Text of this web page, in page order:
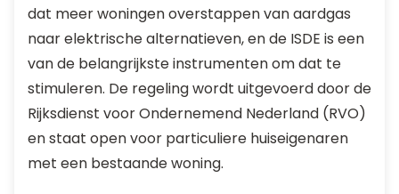
dat meer woningen overstappen van aardgas
naar elektrische alternatieven, en de ISDE is een
van de belangrijkste instrumenten om dat te
stimuleren. De regeling wordt uitgevoerd door de
Rijksdienst voor Ondernemend Nederland (RVO)
en staat open voor particuliere huiseigenaren
met een bestaande woning.